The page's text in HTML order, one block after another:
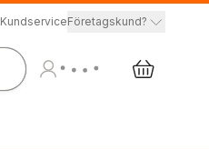
KundserviceFöretagskund?